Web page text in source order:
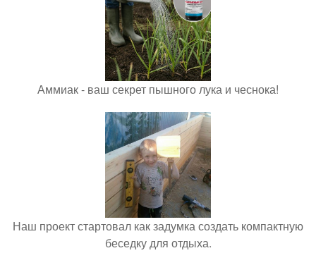
Аммиак - ваш секрет пышного лука и чеснока!
Наш проект стартовал как задумка создать компактную
беседку для отдыха.